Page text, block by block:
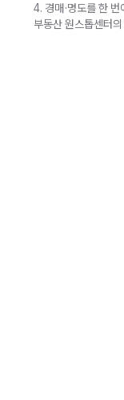
4. 경매·명도를 한
부동산 원스톱센터